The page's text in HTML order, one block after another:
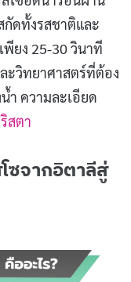
กัดทั้งรสชาติและ
พียง 25-30 วินาที
ะวิทยาศาสตร์ที่ต้อง
ำ ความละเอียด
สตา
ซจากอิตาลีสู่